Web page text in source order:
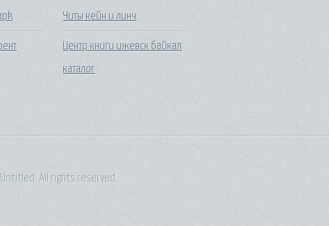
Читы кейн и линч
Центр книги ижевск байкал
каталог
All rights reserved.